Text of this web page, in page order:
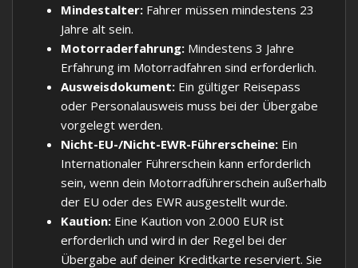
Mindestalter: Fahrer müssen mindestens 23
Jahre alt sein.
Motorraderfahrung: Mindestens 3 Jahre
Erfahrung im Motorradfahren sind erforderlich.
Ausweisdokument: Ein gültiger Reisepass
oder Personalausweis muss bei der Übergabe
vorgelegt werden.
Nicht-EU-/Nicht-EWR-Führerscheine: Ein
Internationaler Führerschein kann erforderlich
sein, wenn dein Motorradführerschein außerhalb
der EU oder des EWR ausgestellt wurde.
Kaution: Eine Kaution von 2.000 EUR ist
erforderlich und wird in der Regel bei der
Übergabe auf deiner Kreditkarte reserviert. Sie